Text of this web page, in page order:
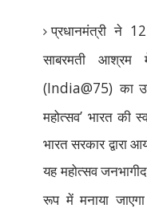
प्रधानमंत्री ने 12
साबरमती
(India@75)का
महोत्सव’ भारत की
भारत सरकार द्वारा
यह महोत्सव
रूप में मनाया